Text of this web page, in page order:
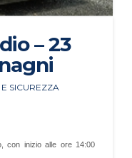
– 23
SICUREZZA
con inizio alle ore 14:00